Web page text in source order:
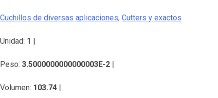
Cuchillos de diversas aplicaciones, Cutters y exactos
Unidad: 1 |
Peso: 3.5000000000000003E-2 |
Volumen: 103.74 |